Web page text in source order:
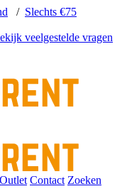
/ Slechts €75
veelgestelde vragen
Outlet Contact Zoeken